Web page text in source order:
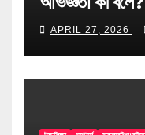
APRIL 27, 2026